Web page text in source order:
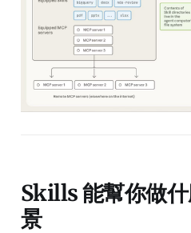
Skills 能幫你做
景